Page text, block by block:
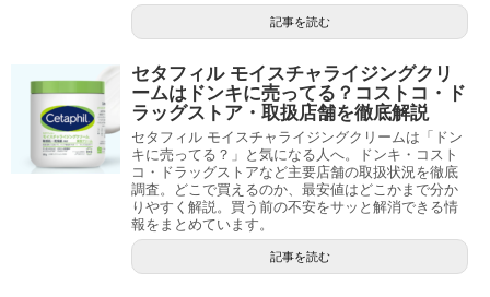
記事を読む
セタフィル モイスチャライジングクリ
ームはドンキに売ってる？コストコ・ド
ラッグストア・取扱店舗を徹底解説
セタフィル モイスチャライジングクリームは「ドン
キに売ってる？」と気になる人へ。ドンキ・コスト
コ・ドラッグストアなど主要店舗の取扱状況を徹底
調査。どこで買えるのか、最安値はどこかまで分か
りやすく解説。買う前の不安をサッと解消できる情
報をまとめています。
記事を読む